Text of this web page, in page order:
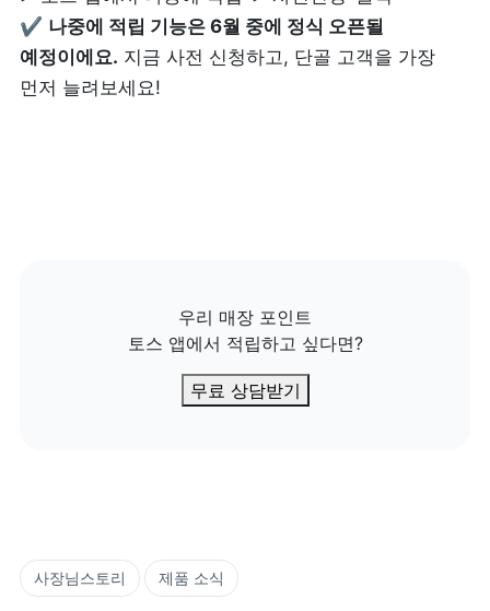
✔️ 나중에 적립 기능은 6월 중에 정식 오픈될
예정이에요. 지금 사전 신청하고, 단골 고객을 가장
먼저 늘려보세요!
우리 매장 포인트
토스 앱에서 적립하고 싶다면?
무료 상담받기
사장님스토리 제품 소식